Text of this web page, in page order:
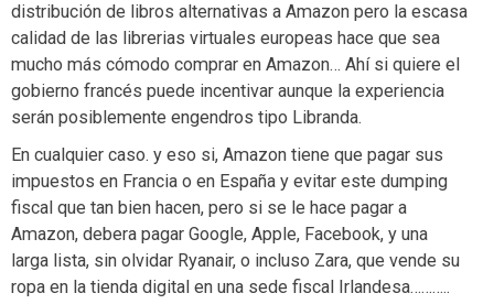
distribución de libros alternativas a Amazon pero la escasa
calidad de las librerias virtuales europeas hace que sea
mucho más cómodo comprar en Amazon… Ahí si quiere el
gobierno francés puede incentivar aunque la experiencia
serán posiblemente engendros tipo Libranda.
En cualquier caso. y eso si, Amazon tiene que pagar sus
impuestos en Francia o en España y evitar este dumping
fiscal que tan bien hacen, pero si se le hace pagar a
Amazon, debera pagar Google, Apple, Facebook, y una
larga lista, sin olvidar Ryanair, o incluso Zara, que vende su
ropa en la tienda digital en una sede fiscal Irlandesa………..